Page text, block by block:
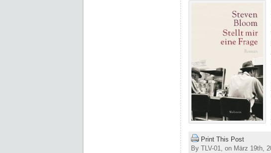
Print This Post
By TLV-01, on März 19th,